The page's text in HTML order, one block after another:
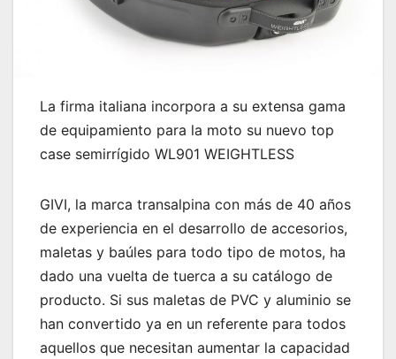
La firma italiana incorpora a su extensa gama
de equipamiento para la moto su nuevo top
case semirrígido WL901 WEIGHTLESS
GIVI, la marca transalpina con más de 40 años
de experiencia en el desarrollo de accesorios,
maletas y baúles para todo tipo de motos, ha
dado una vuelta de tuerca a su catálogo de
producto. Si sus maletas de PVC y aluminio se
han convertido ya en un referente para todos
aquellos que necesitan aumentar la capacidad